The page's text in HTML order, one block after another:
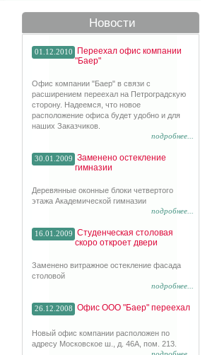
Новости
01.12.2010
Переехал офис компании
"Баер"
Офис компании "Баер" в связи с
расширением переехал на Петроградскую
сторону. Надеемся, что новое
расположение офиса будет удобно и для
наших Заказчиков.
подробнее...
30.01.2009 Заменено остекление
гимназии
Деревянные оконные блоки четвертого
этажа Академической гимназии
подробнее...
16.01.2009 Студенческая столовая
скоро откроет двери
Заменено витражное остекление фасада
столовой
подробнее...
26.12.2008 Офис ООО "Баер" переехал
Новый офис компании расположен по
адресу Московское ш., д. 46А, пом. 213.